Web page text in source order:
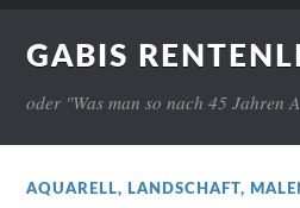
GABIS
oder "Was man so nach 45 Jahren
AQUARELL, LANDSCHAFT,